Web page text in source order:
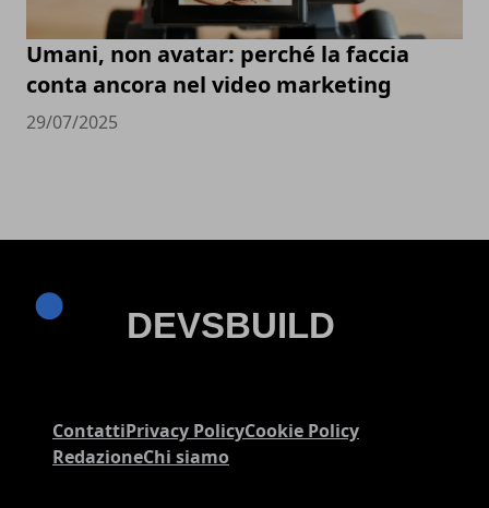
Umani, non avatar: perché la faccia
conta ancora nel video marketing
29/07/2025
ContattiPrivacy PolicyCookie Policy
RedazioneChi siamo